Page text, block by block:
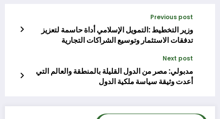
Previous post
وزير التخطيط :التمويل الإسلامي أداة حاسمة لتعزيز
تدفقات الاستثمار وتوسيع الشراكات التجارية
Next post
مدبولي: مصر من الدول القليلة بالمنطقة والعالم التي
أعدت وثيقة سياسة ملكية الدول